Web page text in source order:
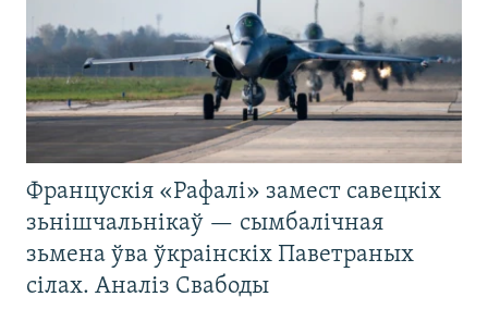
Францускія «Рафалі» замест савецкіх
зьнішчальнікаў — сымбалічная
зьмена ўва ўкраінскіх Паветраных
сілах. Аналіз Свабоды